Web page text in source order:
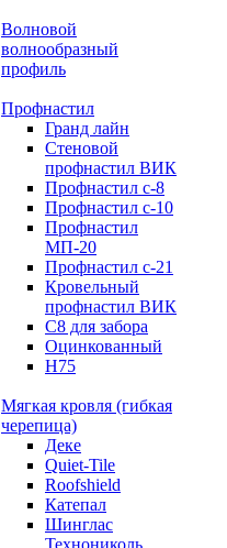
Волновой
волнообразный
профиль
Профнастил
Гранд лайн
Стеновой
профнастил ВИК
Профнастил с-8
Профнастил с-10
Профнастил
МП-20
Профнастил с-21
Кровельный
профнастил ВИК
С8 для забора
Оцинкованный
Н75
Мягкая кровля (гибкая
черепица)
Деке
Quiet-Tile
Roofshield
Катепал
Шинглас
Технониколь